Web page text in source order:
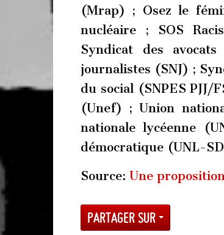
(Mrap) ; Osez le
nucléaire ; SOS
Syndicat des
journalistes (SNJ) ;
du social (SNPES PJJ/
(Unef) ; Union
nationale lycéenne
démocratique (UNL-
Source: Une
Partager sur